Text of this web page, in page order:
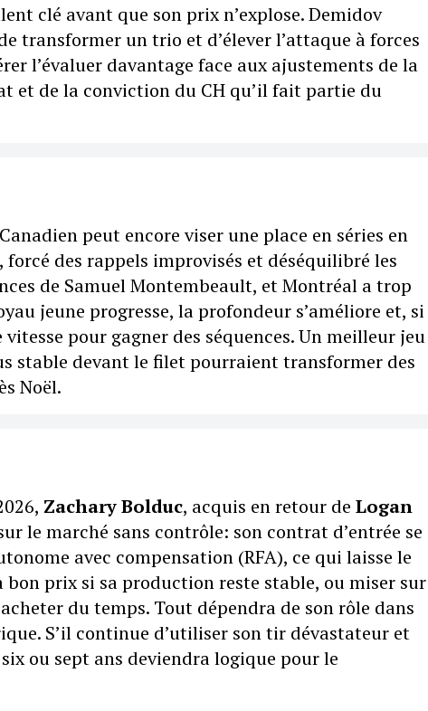
clé avant que son prix n’explose. Demidov
transformer un trio et d’élever l’attaque à forces
l’évaluer davantage face aux ajustements de la
et de la conviction du CH qu’il fait partie du
peut encore viser une place en séries en
forcé des rappels improvisés et déséquilibré les
de Samuel Montembeault, et Montréal a trop
jeune progresse, la profondeur s’améliore et, si
pour gagner des séquences. Un meilleur jeu
stable devant le filet pourraient transformer des
Noël.
Zachary Bolduc, acquis en retour de Logan
le marché sans contrôle: son contrat d’entrée se
avec compensation (RFA), ce qui laisse le
prix si sa production reste stable, ou miser sur
du temps. Tout dépendra de son rôle dans
S’il continue d’utiliser son tir dévastateur et
ou sept ans deviendra logique pour le